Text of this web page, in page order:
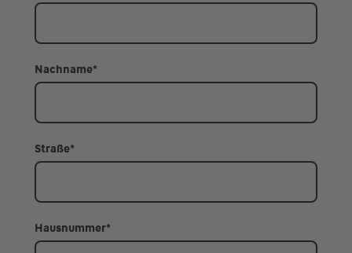
Nachname*
Straße*
Hausnummer*